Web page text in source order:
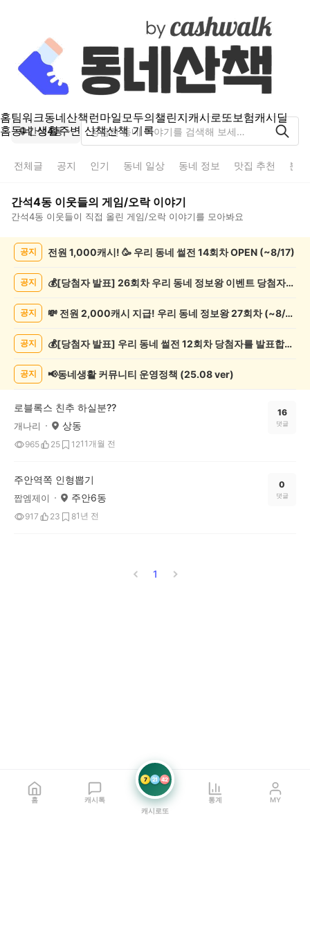
홈팀워크동네산책런마일모두의챌린지캐시로또보험캐시딜
홈동네 생활주변 산책산책 기록
간석4동
전체글 공지 인기 동네 일상 동네 정보 맛집 추천 분
간석4동 이웃들의 게임/오락이야기
간석4동 이웃들이 직접 올린 게임/오락 이야기를 모아봐요
임/
목
공지 전원 1,000캐시! 🥳 우리 동네 썰전 14회차 OPEN (~8/17)
공지 💰[당첨자 발표] 26회차 우리 동네 정보왕 이벤트 당첨자를 발표합니다!
공지 💸 전원 2,000캐시 지급! 우리 동네 정보왕 27회차 (~8/10)
공지 💰[당첨자 발표] 우리 동네 썰전 12회차 당첨자를 발표합니다!
공지 📢동네생활 커뮤니티 운영정책 (25.08 ver)
로블록스 친추 하실분??
개나리 상동
965 25 1211개월 전
16
댓글
주안역쪽 인형뽑기
짭엠제이 주안6동
917 23 81년 전
0
댓글
1
홈 캐시톡
7 21 42
캐시로또
통계 MY